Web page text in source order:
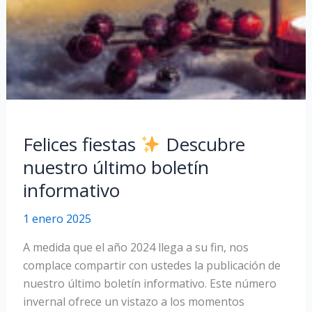
Felices fiestas
Descubre
nuestro último boletín
informativo
1 enero 2025
A medida que el año 2024 llega a su fin, nos
complace compartir con ustedes la publicación de
nuestro último boletín informativo. Este número
invernal ofrece un vistazo a los momentos